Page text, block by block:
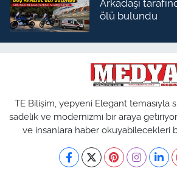
Arkadaşı
ölü bulundu
TE Bilişim, yepyeni Elegant temasıyla
sadelik ve modernizmi bir araya
ve insanlara haber okuyabilecekleri